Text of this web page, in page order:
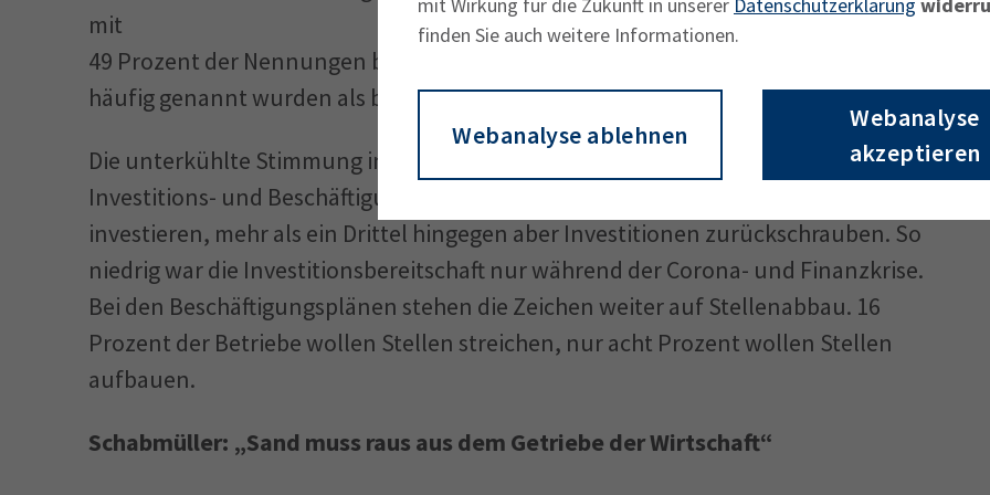
finden Sie auch weitere Informationen.
Webanalyse ablehnen
Webanalyse
akzeptieren
mit
49 Prozent der Nennungen bleiben zentrale Risiken, auch wenn letztere weniger
häufig genannt wurden als bei der Befragung im Frühjahr.
Die unterkühlte Stimmung in der Wirtschaft trägt zu Zurückhaltung bei
Investitions- und Beschäftigungsplänen bei. Ein Fünftel der Betriebe will zwar mehr
investieren, mehr als ein Drittel hingegen aber Investitionen zurückschrauben. So
niedrig war die Investitionsbereitschaft nur während der Corona- und Finanzkrise.
Bei den Beschäftigungsplänen stehen die Zeichen weiter auf Stellenabbau. 16
Prozent der Betriebe wollen Stellen streichen, nur acht Prozent wollen Stellen
aufbauen.
Schabmüller: „Sand muss raus aus dem Getriebe der Wirtschaft“